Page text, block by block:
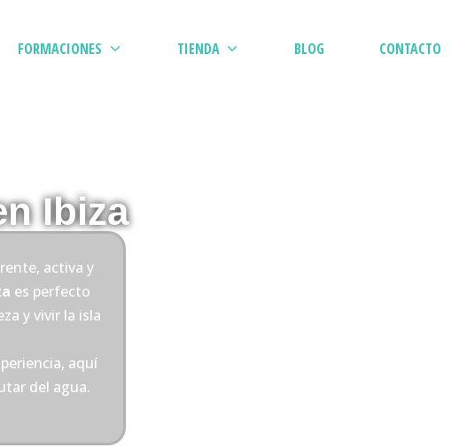
FORMACIONES TIENDA BLOG CONTACTO
Ibiza
activa y
es perfecto
y vivir la isla
aquí
del agua.